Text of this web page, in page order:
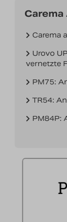
Nachrichten
Carema
Urovo
vernetzte
PM75:
TR54:
PM84P: